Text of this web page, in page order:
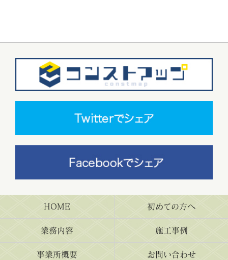
HOME 初めての方へ
業務内容 施工事例
事業所概要 お問い合わせ